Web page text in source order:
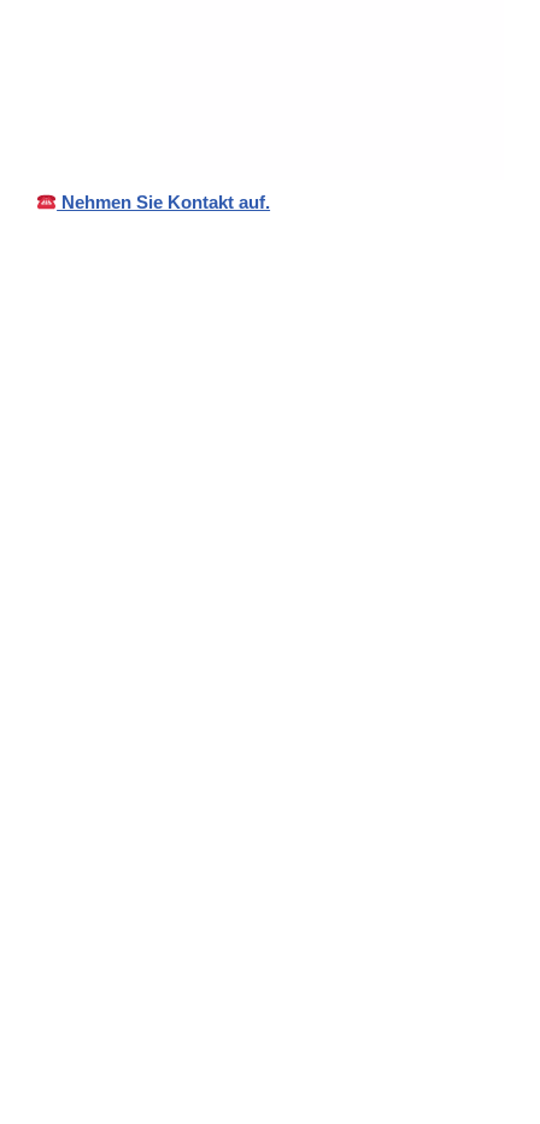
Nehmen Sie Kontakt auf.